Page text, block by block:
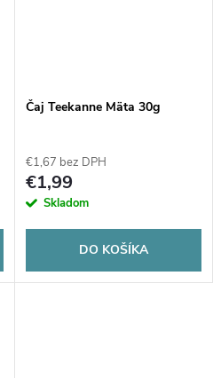
Čaj Teekanne Mäta 30g
€1,67 bez DPH
€1,99
Skladom
DO KOŠÍKA